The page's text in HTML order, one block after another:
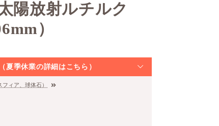
陽放射ルチルク
）
季休業の詳細はこちら）
フィア、球体石）